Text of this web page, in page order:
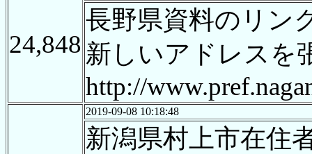
24,848
長野県資料のリン
新しいアドレスを
http://
2019-09-08 10:18:48
新潟県村上市在住